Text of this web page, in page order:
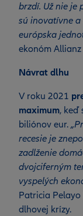
brzdí. Už nie je
sú inovatívne
európska
ekonóm
Návrat dlhu
V roku 2021
maximum, keď
biliónov eur.
recesie je
zadlženie
dvojciferným
vyspelých
Patricia
dlhovej krízy.